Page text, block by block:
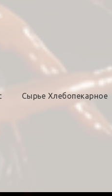
Сырье Хлебопекарное